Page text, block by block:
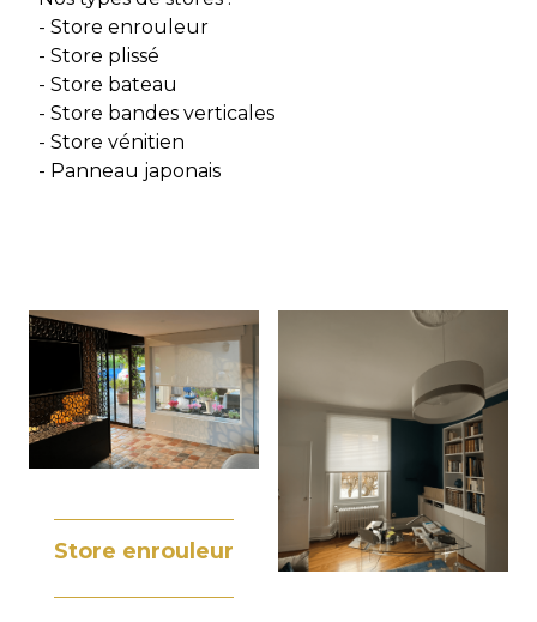
- Store enrouleur
- Store plissé
- Store bateau
- Store bandes verticales
- Store vénitien
- Panneau japonais
Store enrouleur